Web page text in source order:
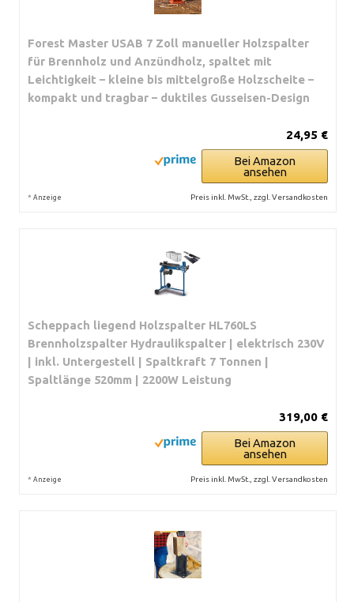
Forest Master USAB 7 Zoll manueller Holzspalter
für Brennholz und Anzündholz, spaltet mit
Leichtigkeit – kleine bis mittelgroße Holzscheite –
kompakt und tragbar – duktiles Gusseisen-Design
24,95 €
Bei Amazon
ansehen
* Anzeige Preis inkl. MwSt., zzgl. Versandkosten
Scheppach liegend Holzspalter HL760LS
Brennholzspalter Hydraulikspalter | elektrisch 230V
| inkl. Untergestell | Spaltkraft 7 Tonnen |
Spaltlänge 520mm | 2200W Leistung
319,00 €
Bei Amazon
ansehen
* Anzeige Preis inkl. MwSt., zzgl. Versandkosten